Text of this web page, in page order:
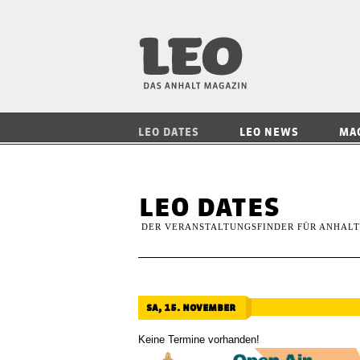
LEO DATES LEO NEWS
leo dates
DER VERANSTALTUNGSFINDER FÜR ANHALT
sa, 15. november
Keine Termine vorhanden!